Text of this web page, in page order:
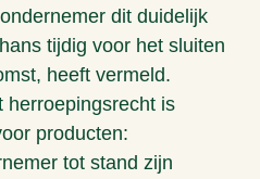
dit duidelijk
tijdig voor het sluiten
heeft vermeld.
herroepingsrecht is
producten:
tot stand zijn